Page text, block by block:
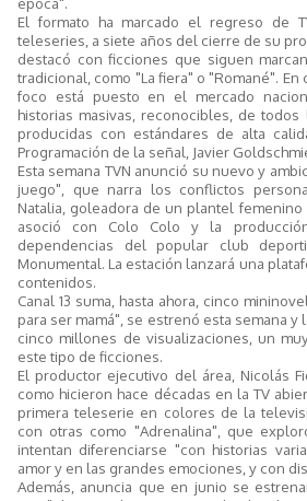
El formato ha marcado el regreso de
teleseries, a siete años del cierre de su
destacó con ficciones que siguen
tradicional, como "La fiera" o "Romané".
foco está puesto en el mercado
historias masivas, reconocibles, de
producidas con estándares de alta
Programación de la señal, Javier
Esta semana TVN anunció su nuevo y
juego", que narra los conflictos
Natalia, goleadora de un plantel
asoció con Colo Colo y la
dependencias del popular club
Monumental. La estación lanzará una
contenidos.
Canal 13 suma, hasta ahora, cinco
para ser mamá", se estrenó esta semana y
cinco millones de visualizaciones, un
este tipo de ficciones.
El productor ejecutivo del área, Nicolás
como hicieron hace décadas en la TV
primera teleserie en colores de la
con otras como "Adrenalina", que
intentan diferenciarse "con historias
amor y en las grandes emociones, y con
Además, anuncia que en junio se